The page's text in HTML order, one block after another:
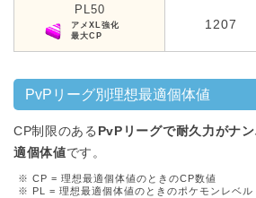
PL50
アメXL強化
最大CP
1207
PvPリーグ別理想最適個体値
CP制限のある PvPリーグで耐久力がナ
適個体値です。
※ CP = 理想最適個体値のときのCP数値
※ PL = 理想最適個体値のときのポケモンレベル